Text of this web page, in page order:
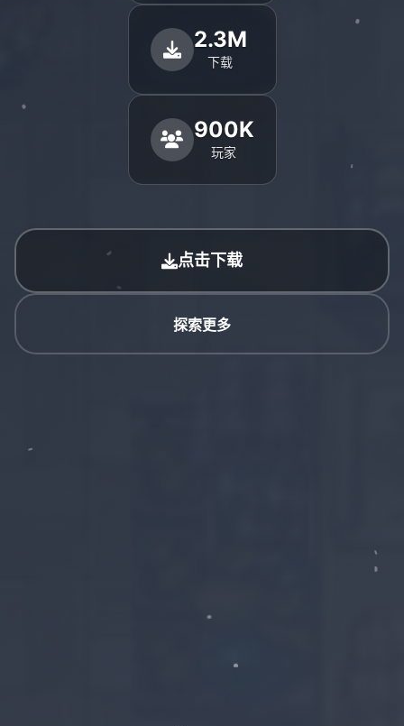
2.3M
下载
900K
玩家
点击下载
探索更多